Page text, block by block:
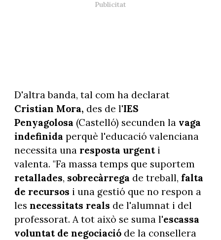
D'altra banda, tal com ha declarat
Cristian Mora, des de l'IES
Penyagolosa (Castelló) secunden la vaga
indefinida perquè l'educació valenciana
necessita una resposta urgenti
valenta. "Fa massa temps que suportem
retallades, sobrecàrrega de treball, falta
de recursos i una gestió que no respon a
les necessitats reals de l'alumnat i del
professorat. A tot això se suma l'escassa
voluntat de negociació de la consellera